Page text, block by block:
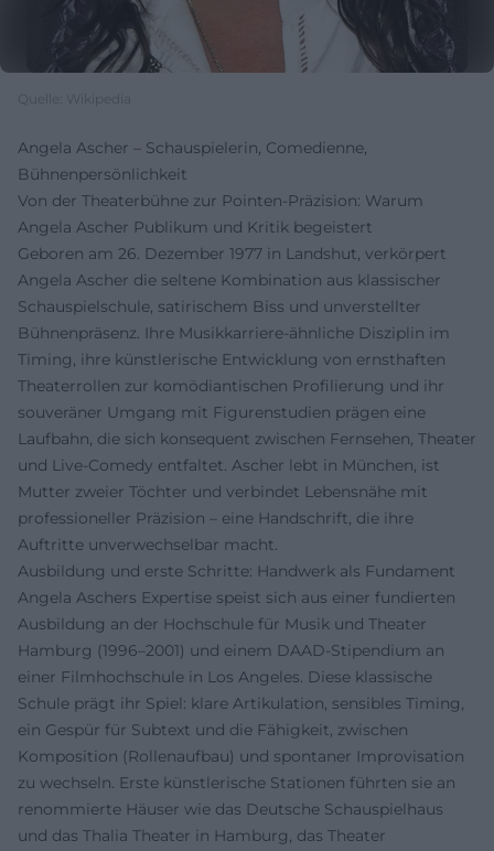
Quelle: Wikipedia
Angela Ascher – Schauspielerin, Comedienne,
Bühnenpersönlichkeit
Von der Theaterbühne zur Pointen-Präzision: Warum
Angela Ascher Publikum und Kritik begeistert
Geboren am 26. Dezember 1977 in Landshut, verkörpert
Angela Ascher die seltene Kombination aus klassischer
Schauspielschule, satirischem Biss und unverstellter
Bühnenpräsenz. Ihre Musikkarriere-ähnliche Disziplin im
Timing, ihre künstlerische Entwicklung von ernsthaften
Theaterrollen zur komödiantischen Profilierung und ihr
souveräner Umgang mit Figurenstudien prägen eine
Laufbahn, die sich konsequent zwischen Fernsehen, Theater
und Live-Comedy entfaltet. Ascher lebt in München, ist
Mutter zweier Töchter und verbindet Lebensnähe mit
professioneller Präzision – eine Handschrift, die ihre
Auftritte unverwechselbar macht.
Ausbildung und erste Schritte: Handwerk als Fundament
Angela Aschers Expertise speist sich aus einer fundierten
Ausbildung an der Hochschule für Musik und Theater
Hamburg (1996–2001) und einem DAAD-Stipendium an
einer Filmhochschule in Los Angeles. Diese klassische
Schule prägt ihr Spiel: klare Artikulation, sensibles Timing,
ein Gespür für Subtext und die Fähigkeit, zwischen
Komposition (Rollenaufbau) und spontaner Improvisation
zu wechseln. Erste künstlerische Stationen führten sie an
renommierte Häuser wie das Deutsche Schauspielhaus
und das Thalia Theater in Hamburg, das Theater